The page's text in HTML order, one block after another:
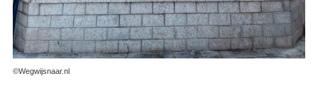
©Wegwijsnaar.nl